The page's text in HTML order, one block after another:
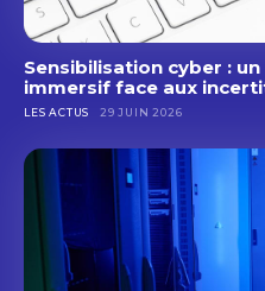
Sensibilisation cyber :
immersif face aux
LES ACTUS 29 JUIN 2026